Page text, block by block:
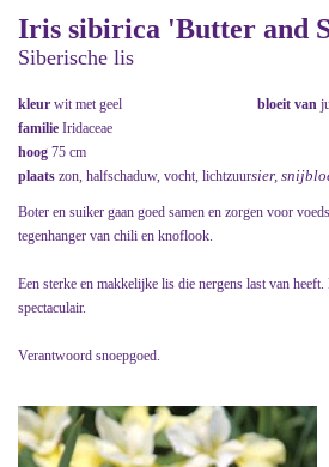
Iris sibirica 'Butter and
Siberische lis
kleur wit met geel bloeit van
familie Iridaceae
hoog 75 cm
plaats zon, halfschaduw, vocht, lichtzuursier,
Boter en suiker gaan goed samen en zorgen voor
tegenhanger van chili en knoflook.
Een sterke en makkelijke lis die nergens last van
spectaculair.
Verantwoord snoepgoed.